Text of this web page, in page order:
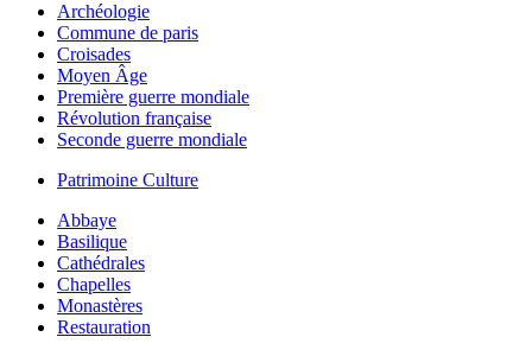
Archéologie
Commune de paris
Croisades
Moyen Âge
Première guerre mondiale
Révolution française
Seconde guerre mondiale
Patrimoine Culture
Abbaye
Basilique
Cathédrales
Chapelles
Monastères
Restauration